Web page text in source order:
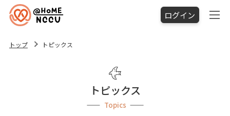
ログイン
トップ トピックス
トピックス
Topics